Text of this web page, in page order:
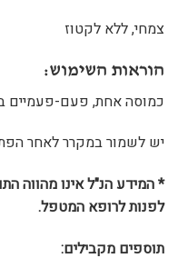
צמחי, ללא לקטוז
הוראות השימוש:
כמוסה אחת, פעם-פעמיים
יש לשמור במקרר לאחר
* המידע הנ"ל אינו מהווה
לפנות לרופא המטפל.
תוספים מקבילים: